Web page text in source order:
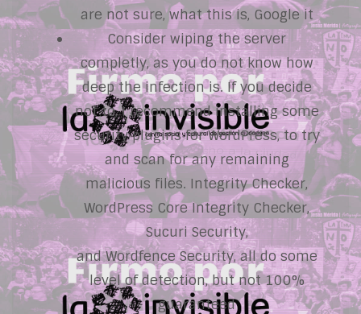
are not sure, what this is, Google it
Consider wiping the server
completly, as you do not know how
deep the infection is. If you decide
not to, I recommend installing some
security plugins for WordPress, to try
and scan for any remaining
malicious files. Integrity Checker,
WordPress Core Integrity Checker,
Sucuri Security,
and Wordfence Security, all do some
level of detection, but not 100%
guaranteed